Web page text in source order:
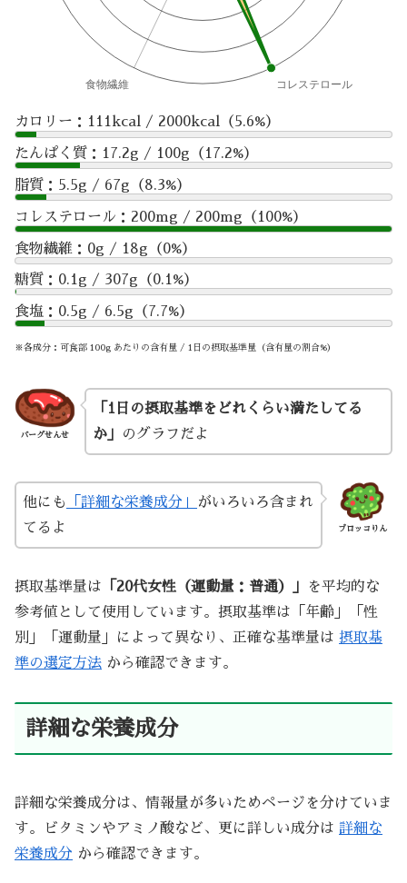
カロリー：111kcal / 2000kcal（5.6%）
たんぱく質：17.2g / 100g（17.2%）
脂質：5.5g / 67g（8.3%）
コレステロール：200mg / 200mg（100%）
食物繊維：0g / 18g（0%）
糖質：0.1g / 307g（0.1%）
食塩：0.5g / 6.5g（7.7%）
※各成分：可食部 100g あたりの含有量 / 1日の摂取基準量（含有量の割合%）
バーグせんせ
「1日の摂取基準をどれくらい満たしてる
か」
のグラフだよ
ブロッコりん
他にも 「詳細な栄養成分」
がいろいろ含まれ
てるよ
摂取基準量は 「20代女性（運動量：普通）」
を平均的な
参考値として使用しています。摂取基準は「年齢」「性
別」「運動量」によって異なり、正確な基準量は 摂取基
準の選定方法 から確認できます。
詳細な栄養成分
詳細な栄養成分は、情報量が多いためページを分けていま
す。ビタミンやアミノ酸など、更に詳しい成分は 詳細な
栄養成分 から確認できます。